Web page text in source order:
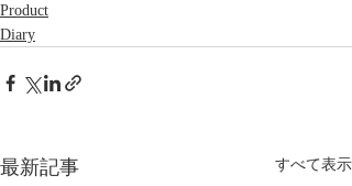
Product
Diary
最新記事 すべて表示